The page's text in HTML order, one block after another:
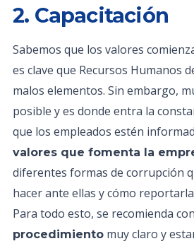
2. Capacitación
Sabemos que los valores
es clave que Recursos Humanos
malos elementos. Sin embargo,
posible y es donde entra la
que los empleados estén
valores que fomenta la
diferentes formas de corrupción
hacer ante ellas y cómo
Para todo esto, se recomienda
procedimiento muy claro y